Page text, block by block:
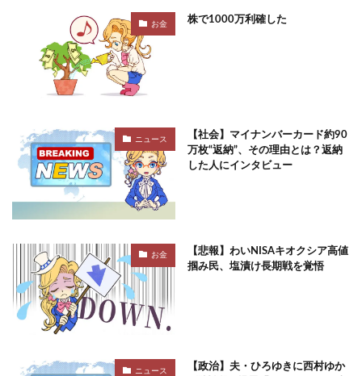
お金 株で1000万利確した
ニュース
【社会】マイナンバーカード約90
万枚“返納”、その理由とは？返納
した人にインタビュー
お金
【悲報】わいNISAキオクシア高値
掴み民、塩漬け長期戦を覚悟
ニュース
【政治】夫・ひろゆきに西村ゆか